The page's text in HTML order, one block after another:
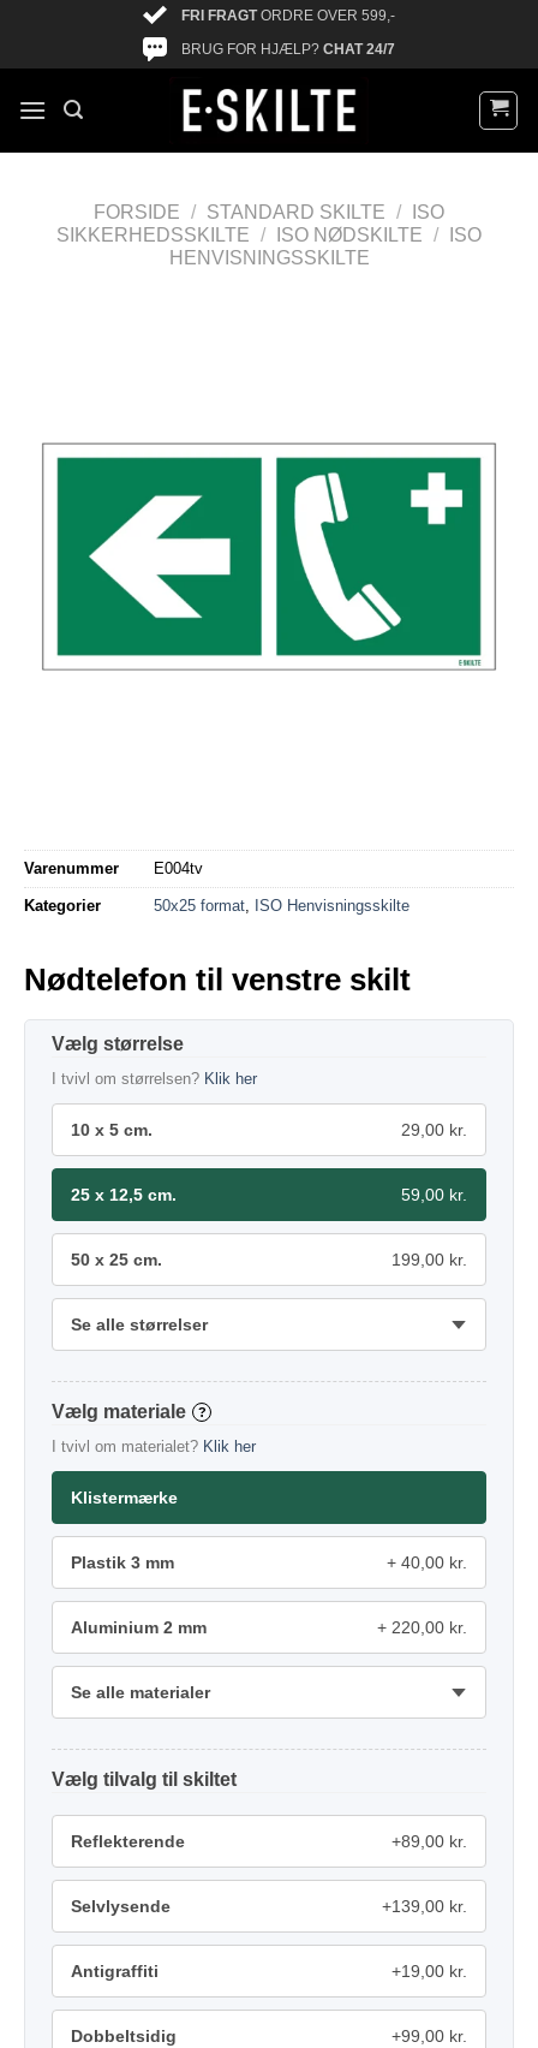
FRI FRAGTORDRE OVER 599,-
BRUG FOR HJÆLP? CHAT 24/7
FORSIDE / STANDARD SKILTE /
ISO
SIKKERHEDSSKILTE
/ ISO NØDSKILTE /
ISO
HENVISNINGSSKILTE
Varenummer E004tv
Kategorier 50x25 format ISO Henvisningsskilte
Nødtelefon til venstre skilt
størrelse
I tvivl om størrelsen? Klik her
10 x 5 cm. 29,00 kr.
25 x 12,5 cm. 59,00 kr.
50 x 25 cm. 199,00 kr.
Se alle størrelser
materiale ?
I tvivl om materialet? Klik her
Klistermærke
Plastik 3 mm 40,00 kr.
Aluminium 2 mm 220,00 kr.
Se alle materialer
tilvalg
Reflekterende +89,00 kr.
Selvlysende +139,00 kr.
Antigraffiti +19,00 kr.
Dobbeltsidig +99,00 kr.